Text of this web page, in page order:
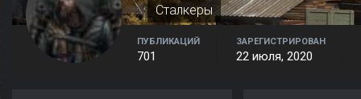
Сталкеры
ПУБЛИКАЦИЙ
701
ЗАРЕГИСТРИРОВАН
22 июля, 2020